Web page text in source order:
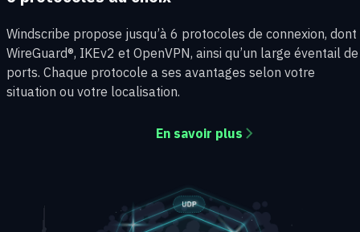
Windscribe propose jusqu’à 6 protocoles de connexion, dont
WireGuard®, IKEv2 et OpenVPN, ainsi qu’un large éventail de
ports. Chaque protocole a ses avantages selon votre
situation ou votre localisation.
En savoir plus